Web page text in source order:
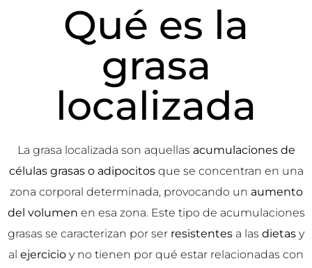
Qué es la
grasa
localizada
La grasa localizada son aquellas acumulaciones de
células grasas o adipocitosque se concentran en una
zona corporal determinada, provocando un aumento
del volumen en esa zona. Este tipo de acumulaciones
grasas se caracterizan por ser resistentes a las dietas y
al ejercicio y no tienen por qué estar relacionadas con